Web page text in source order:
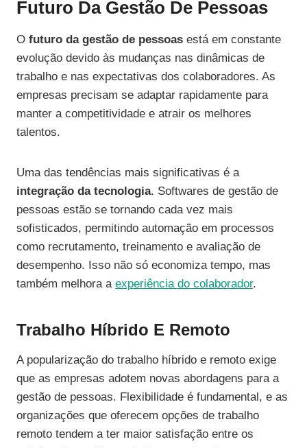
Futuro Da Gestão De Pessoas
O futuro da gestão de pessoas está em constante
evolução devido às mudanças nas dinâmicas de
trabalho e nas expectativas dos colaboradores. As
empresas precisam se adaptar rapidamente para
manter a competitividade e atrair os melhores
talentos.
Uma das tendências mais significativas é a
integração da tecnologia. Softwares de gestão de
pessoas estão se tornando cada vez mais
sofisticados, permitindo automação em processos
como recrutamento, treinamento e avaliação de
desempenho. Isso não só economiza tempo, mas
também melhora a experiência do colaborador.
Trabalho Híbrido E Remoto
A popularização do trabalho híbrido e remoto exige
que as empresas adotem novas abordagens para a
gestão de pessoas. Flexibilidade é fundamental, e as
organizações que oferecem opções de trabalho
remoto tendem a ter maior satisfação entre os